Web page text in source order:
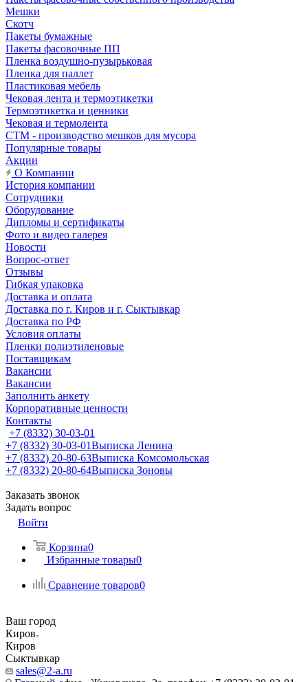
Мешки
Скотч
Пакеты бумажные
Пакеты фасовочные ПП
Пленка воздушно-пузырьковая
Пленка для паллет
Пластиковая мебель
Чековая лента и термоэтикетки
Термоэтикетка и ценники
Чековая и термолента
СТМ - производство мешков для мусора
Популярные товары
Акции
О Компании
История компании
Сотрудники
Оборудование
Дипломы и сертификаты
Фото и видео галерея
Новости
Вопрос-ответ
Отзывы
Гибкая упаковка
Доставка и оплата
Доставка по г. Киров и г. Сыктывкар
Доставка по РФ
Условия оплаты
Пленки полиэтиленовые
Поставщикам
Вакансии
Вакансии
Заполнить анкету
Корпоративные ценности
Контакты
+7 (8332) 30-03-01
+7 (8332) 30-03-01Выписка Ленина
+7 (8332) 20-80-63Выписка Комсомольская
+7 (8332) 20-80-64Выписка Зоновы
Заказать звонок
Задать вопрос
Войти
Корзина0
Избранные товары0
Сравнение товаров0
Ваш город
Киров
Киров
Сыктывкар
sales@2-a.ru